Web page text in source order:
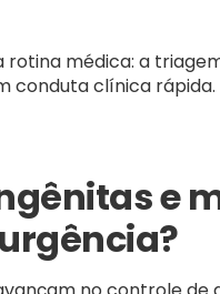
rotina médica: a
conduta clínica rápida.
e